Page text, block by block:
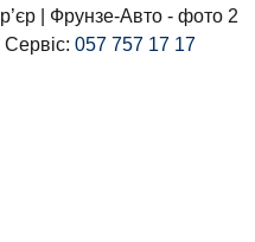
Сервіс: 057 757 17 17